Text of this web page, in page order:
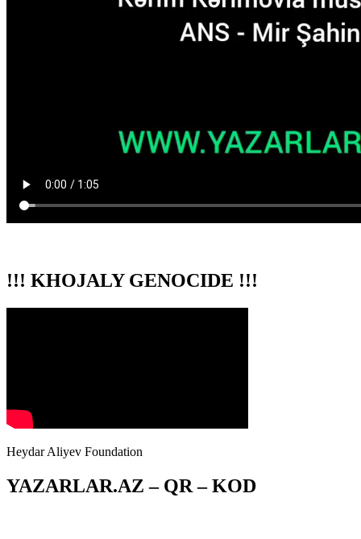
!!! KHOJALY GENOCIDE !!!
Heydar Aliyev Foundation
YAZARLAR.AZ – QR – KOD